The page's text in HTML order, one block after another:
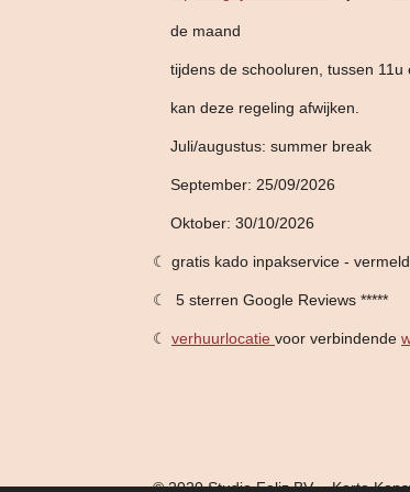
de maand
tijdens de schooluren, tussen 11u
kan deze regeling afwijken.
Juli/augustus: summer break
September: 25/09/2026
Oktober: 30/10/2026
☾ gratis kado inpakservice -
☾ 5 sterren Google Reviews *****
☾ verhuurlocatie voor verbindende
© 2020 Studio Feliz BV - Korte